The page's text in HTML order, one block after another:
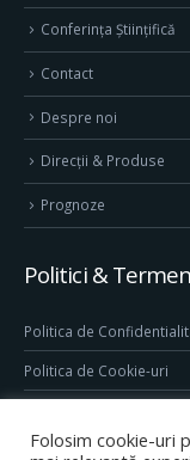
Conferința Științifică
Contact
Despre noi
Direcţii & Produse
Prognoze
Politici &
Politica de
Politica de Cookie-uri
Conditii generale de
Folosim cookie-uri